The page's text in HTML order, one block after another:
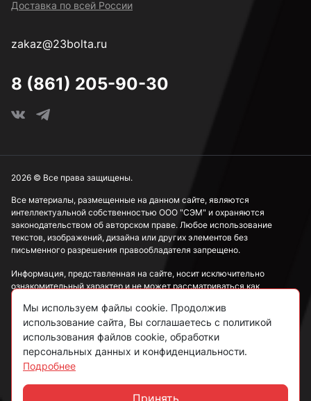
Доставка по всей России
zakaz@23bolta.ru
8 (861) 205-90-30
Все материалы, размещенные на данном сайте, являются
интеллектуальной собственностью ООО "СЭМ" и охраняются
законодательством об авторском праве. Любое использование
текстов, изображений, дизайна или других элементов без
письменного разрешения правообладателя запрещено.
Информация, представленная на сайте, носит исключительно
ознакомительный характер и не может рассматриваться как
Политика конфиденциальности
Согласие на обработку данных
Пользовательское соглашение
2026 © Все права защищены.
Мы используем файлы cookie. Продолжив
использование сайта, Вы соглашаетесь с политикой
использования файлов cookie, обработки
персональных данных и конфиденциальности.
Подробнее
Принять